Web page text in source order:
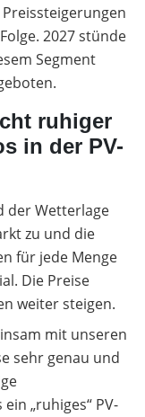
2027 stünde
Segment
ruhiger
in der PV-
der Wetterlage
zu und die
für jede Menge
Die Preise
weiter steigen.
mit unseren
sehr genau und
„ruhiges“ PV-